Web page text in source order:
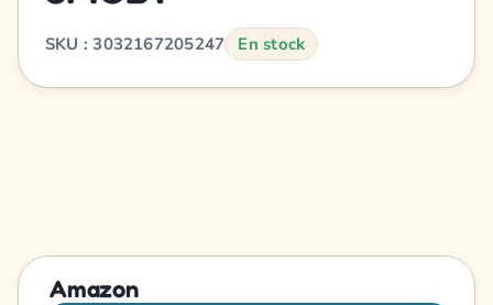
SKU : 3032167205247 En stock
Amazon